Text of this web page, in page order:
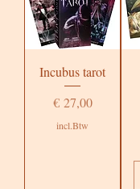
Incubus tarot
Prijs
€ 27,00
incl.Btw